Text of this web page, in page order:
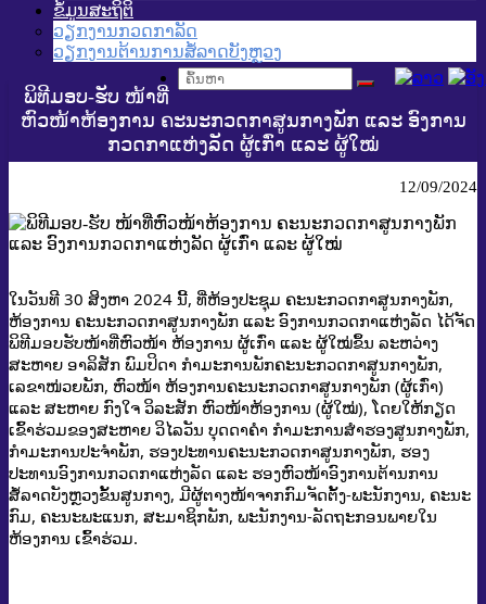
ຂໍ້ມູນສະຖິຕິ
ວຽກງານກວດກາລັດ
ວຽກງານຕ້ານການສໍ້ລາດບັງຫຼວງ
ພິທີມອບ-ຮັບ ໜ້າທີ່
ຫົວໜ້າຫ້ອງການ ຄະນະກວດກາສູນກາງພັກ ແລະ ອົງການ
ກວດກາແຫ່ງລັດ ຜູ້ເກົ່າ ແລະ ຜູ້ໃໝ່
12/09/2024
ໃນວັນທີ 30 ສິງຫາ 2024 ນີ້, ທີ່ຫ້ອງປະຊຸມ ຄະນະກວດກາສູນກາງພັກ,
ຫ້ອງການ ຄະນະກວດກາສູນກາງພັກ ແລະ ອົງການກວດກາແຫ່ງລັດ ໄດ້ຈັດ
ພິທີມອບຮັບໜ້າທີ່ຫົວໜ້າ ຫ້ອງການ ຜູ້ເກົ່າ ແລະ ຜູ້ໃໝ່ຂຶ້ນ ລະຫວ່າງ
ສະຫາຍ ອາລິສັກ ພົມປິດາ ກໍາມະການພັກຄະນະກວດກາສູນກາງພັກ,
ເລຂາໜ່ວຍພັກ, ຫົວໜ້າ ຫ້ອງການຄະນະກວດກາສູນກາງພັກ (ຜູ້ເກົ່າ)
ແລະ ສະຫາຍ ກົງໃຈ ວິລະສັກ ຫົວໜ້າຫ້ອງການ (ຜູ້ໃໝ່), ໂດຍໃຫ້ກຽດ
ເຂົ້າຮ່ວມຂອງສະຫາຍ ວິໄລວັນ ບຸດດາຄໍາ ກໍາມະການສໍາຮອງສູນກາງພັກ,
ກໍາມະການປະຈໍາພັກ, ຮອງປະທານຄະນະກວດກາສູນກາງພັກ, ຮອງ
ປະທານອົງການກວດກາແຫ່ງລັດ ແລະ ຮອງຫົວໜ້າອົງການຕ້ານການ
ສໍ້ລາດບັງຫຼວງຂັ້ນສູນກາງ, ມີຜູ້ຕາງໜ້າຈາກກົມຈັດຕັ້ງ-ພະນັກງານ, ຄະນະ
ກົມ, ຄະນະພະແນກ, ສະມາຊິກພັກ, ພະນັກງານ-ລັດຖະກອນພາຍໃນ
ຫ້ອງການ ເຂົ້າຮ່ວມ.